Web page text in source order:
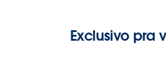
Exclusivo pra